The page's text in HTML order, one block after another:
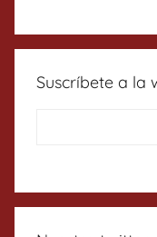
Suscríbete a la